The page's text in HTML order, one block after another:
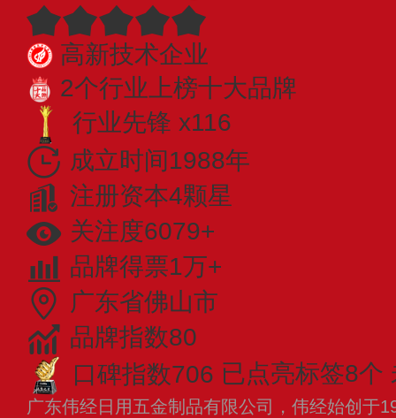
高新技术企业
2个行业上榜十大品牌
行业先锋 x116
成立时间1988年
注册资本4颗星
关注度6079+
品牌得票1万+
广东省佛山市
品牌指数80
口碑指数706 已点亮标签8个
广东伟经日用五金制品有限公司，伟经始创于